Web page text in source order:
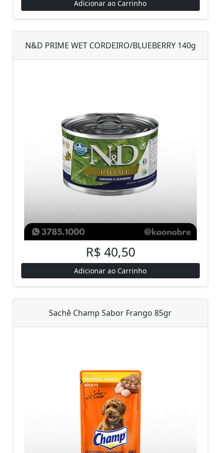
Adicionar ao Carrinho
N&D PRIME WET CORDEIRO/BLUEBERRY 140g
R$ 40,50
Adicionar ao Carrinho
Sachê Champ Sabor Frango 85gr